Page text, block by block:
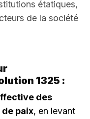
étatiques,
de la société
1325 :
des
paix, en levant